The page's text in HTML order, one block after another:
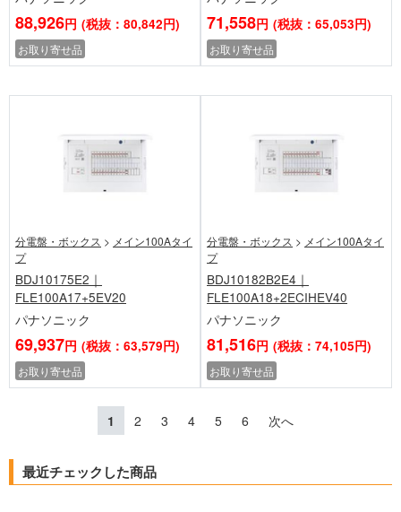
88,926円 (税抜：80,842円)
お取り寄せ品
71,558円 (税抜：65,053円)
お取り寄せ品
分電盤・ボックス > メイン100Aタイ
プ
BDJ10175E2｜
FLE100A17+5EV20
パナソニック
69,937円 (税抜：63,579円)
お取り寄せ品
分電盤・ボックス > メイン100Aタイ
プ
BDJ10182B2E4｜
FLE100A18+2ECIHEV40
パナソニック
81,516円 (税抜：74,105円)
お取り寄せ品
1 2 3 4 5 6 次へ
最近チェックした商品